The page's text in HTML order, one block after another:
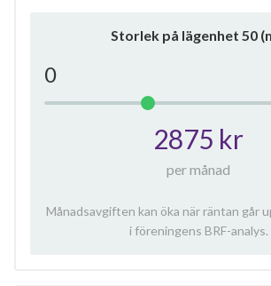
Storlek på lägenhet 50
0
2875 kr
per månad
Månadsavgiften kan öka när räntan går
i föreningens BRF-analys.